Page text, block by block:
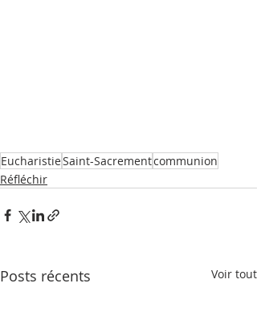
EucharistieSaint-Sacrementcommunion
Réfléchir
Posts récents Voir tout